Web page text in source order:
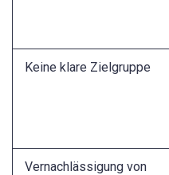
Keine klare Zielgruppe
Vernachlässigung von